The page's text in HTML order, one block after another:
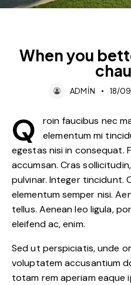
When you
ADMIN 18/
Q
roin faucibus nec
elementum mi
egestas nisi in consequat.
accumsan. Cras
pulvinar. Integer tincidunt.
elementum semper nisi.
tellus. Aenean leo ligula,
eleifend ac, enim.
Sed ut perspiciatis, unde
voluptatem accusantium
totam rem aperiam eaque